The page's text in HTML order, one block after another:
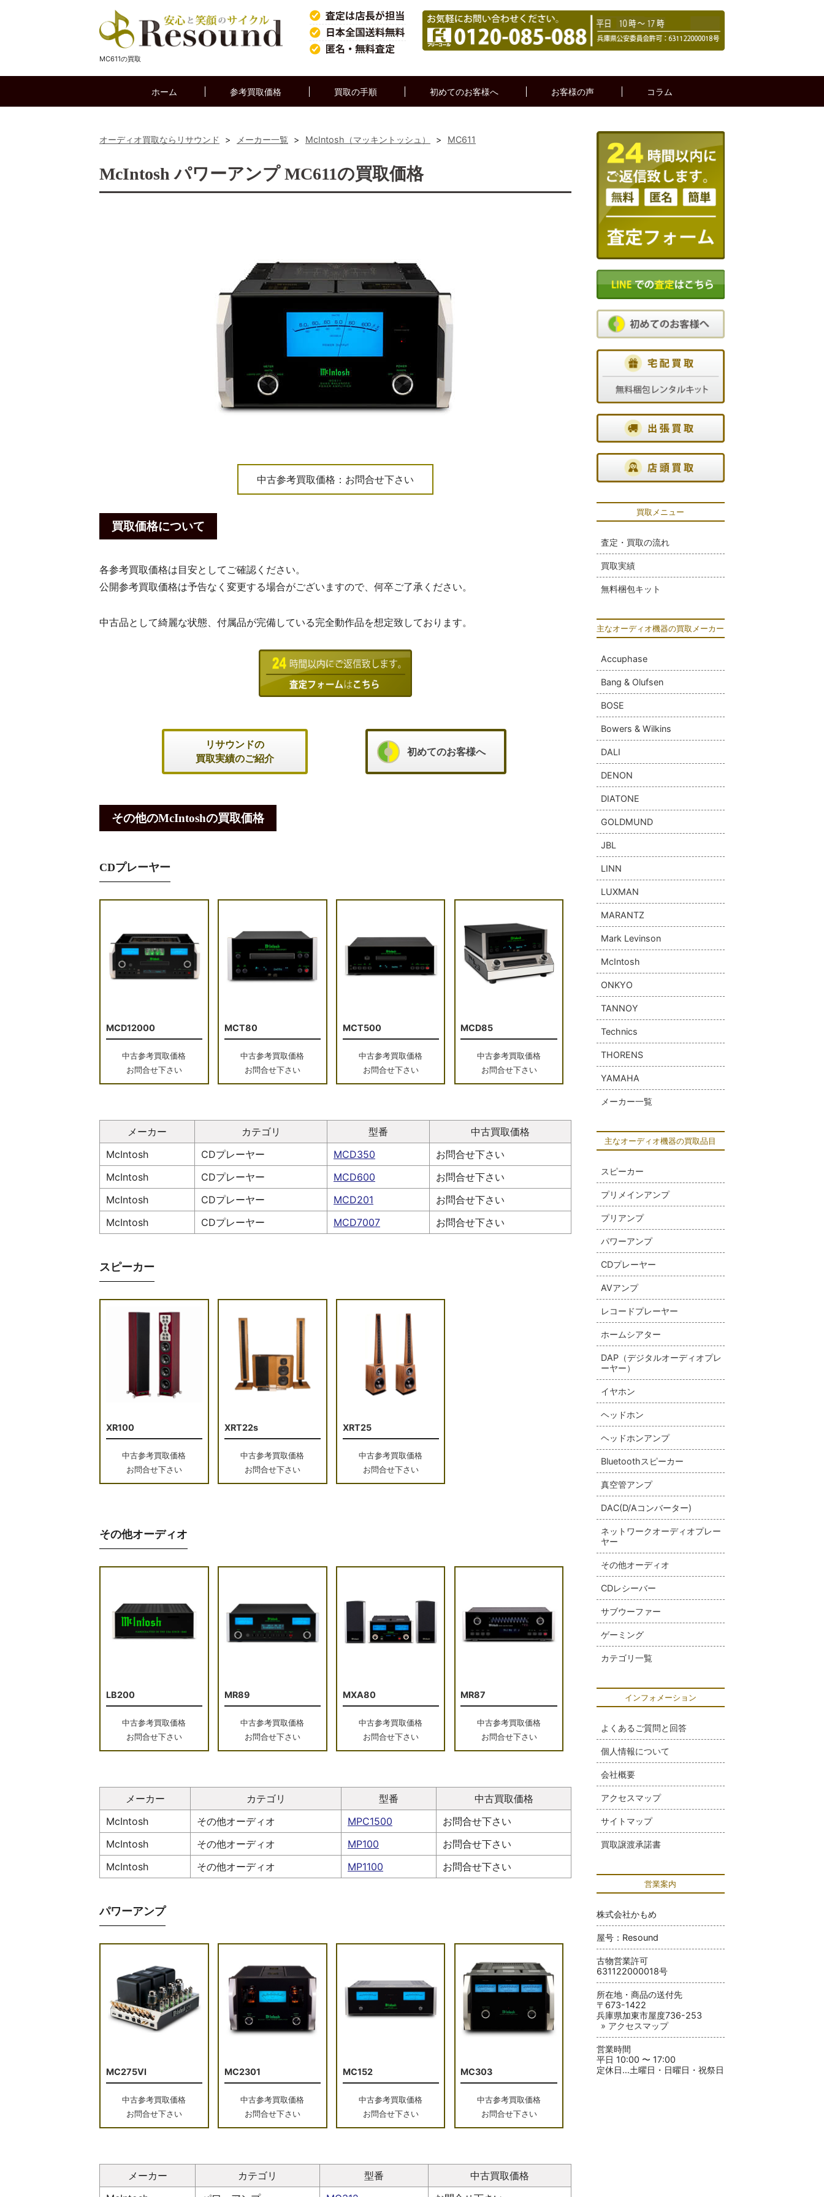
MC611の買取
ホーム 参考買取価格 買取の手順 初めてのお客様へ お客様の声 コラム
オーディオ買取ならリサウンド > メーカー一覧 > McIntosh（マッキントッシュ） > MC611
McIntosh パワーアンプ MC611の買取価格
中古参考買取価格：お問合せ下さい
買取価格について
各参考買取価格は目安としてご確認ください。
公開参考買取価格は予告なく変更する場合がございますので、何卒ご了承ください。
中古品として綺麗な状態、付属品が完備している完全動作品を想定致しております。
リサウンドの
買取実績のご紹介
初めてのお客様へ
その他のMcIntoshの買取価格
CDプレーヤー
MCD12000
中古参考買取価格
お問合せ下さい
MCT80
中古参考買取価格
お問合せ下さい
MCT500
中古参考買取価格
お問合せ下さい
MCD85
中古参考買取価格
お問合せ下さい
メーカー カテゴリ 型番
中古買取価格
McIntosh
CDプレーヤー MCD350
お問合せ下さい
McIntosh
CDプレーヤー MCD600
お問合せ下さい
McIntosh
CDプレーヤー MCD201
お問合せ下さい
McIntosh
CDプレーヤー MCD7007 お問合せ下さい
スピーカー
XR100
中古参考買取価格
お問合せ下さい
XRT22s
中古参考買取価格
お問合せ下さい
XRT25
中古参考買取価格
お問合せ下さい
その他オーディオ
LB200
中古参考買取価格
お問合せ下さい
MR89
中古参考買取価格
お問合せ下さい
MXA80
中古参考買取価格
お問合せ下さい
MR87
中古参考買取価格
お問合せ下さい
メーカー カテゴリ 型番
中古買取価格
McIntosh
その他オーディオ MPC1500
お問合せ下さい
McIntosh
その他オーディオ MP100
お問合せ下さい
McIntosh
その他オーディオ MP1100 お問合せ下さい
パワーアンプ
MC275VI
中古参考買取価格
お問合せ下さい
MC2301
中古参考買取価格
お問合せ下さい
MC152
中古参考買取価格
お問合せ下さい
MC303
中古参考買取価格
お問合せ下さい
メーカー カテゴリ 型番
中古買取価格
買取メニュー
査定・買取の流れ
買取実績
無料梱包キット
主なオーディオ機器の買取メーカー
Accuphase
Bang & Olufsen
BOSE
Bowers & Wilkins
DALI
DENON
DIATONE
GOLDMUND
JBL
LINN
LUXMAN
MARANTZ
Mark Levinson
McIntosh
ONKYO
TANNOY
Technics
THORENS
YAMAHA
メーカー一覧
主なオーディオ機器の買取品目
スピーカー
プリメインアンプ
プリアンプ
パワーアンプ
CDプレーヤー
AVアンプ
レコードプレーヤー
ホームシアター
DAP（デジタルオーディオプレ
ーヤー）
イヤホン
ヘッドホン
ヘッドホンアンプ
Bluetoothスピーカー
真空管アンプ
DAC(D/Aコンバーター)
ネットワークオーディオプレー
ヤー
その他オーディオ
CDレシーバー
サブウーファー
ゲーミング
カテゴリ一覧
インフォメーション
よくあるご質問と回答
個人情報について
会社概要
アクセスマップ
サイトマップ
買取譲渡承諾書
営業案内
株式会社かもめ
屋号：Resound
古物営業許可
631122000018号
所在地・商品の送付先
〒673-1422
兵庫県加東市屋度736-253
» アクセスマップ
営業時間
平日 10:00 〜 17:00
定休日…土曜日・日曜日・祝祭日